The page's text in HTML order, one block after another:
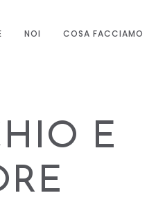
NOI COSA FACCIAMO
E